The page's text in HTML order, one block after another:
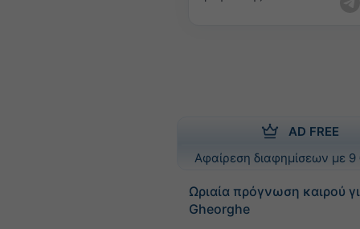
AD FREE
Αφαίρεση διαφημίσεων με 9
Ωριαία πρόγνωση καιρού
Gheorghe